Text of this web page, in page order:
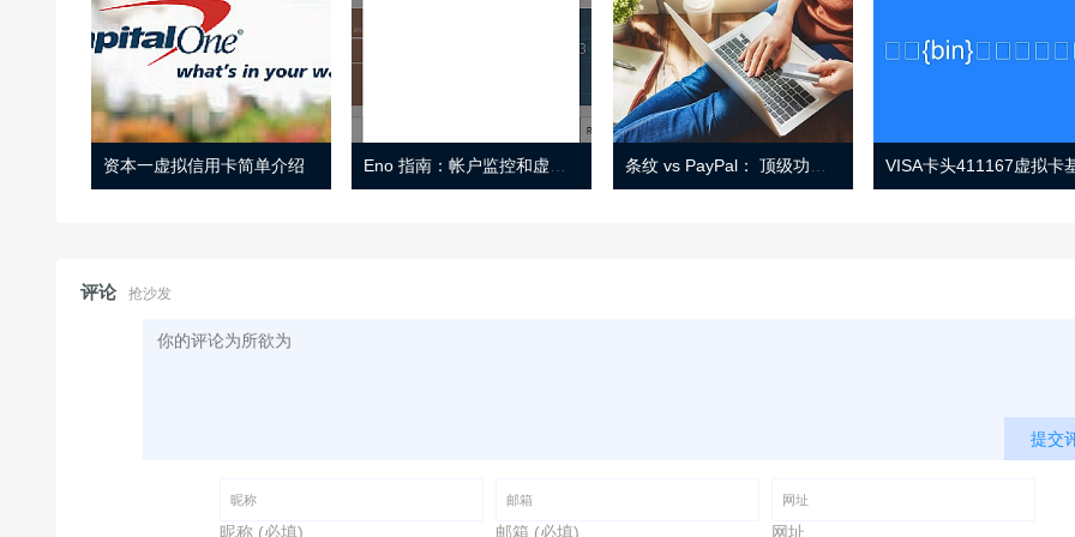
资本一虚拟信用卡简单介绍
评论 抢沙发
提交
昵称 (必填) 邮箱 (必填) 网址